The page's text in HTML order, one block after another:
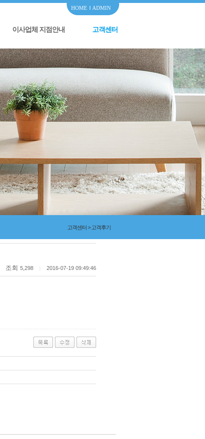
HOME ADMIN
이사업체 지점안내 고객센터
고객센터 > 고객후기
조회 5,298 2016-07-19 09:49:46